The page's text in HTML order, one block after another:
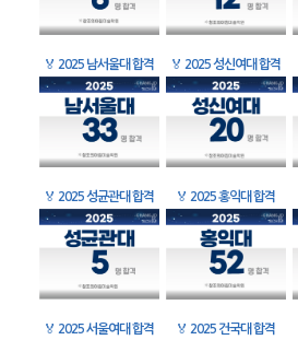
🏅 2025 남서울대 합격 🏅 2025 성신여대 합격
🏅 2025 성균관대 합격 🏅 2025 홍익대 합격
🏅 2025 서울여대 합격 🏅 2025 건국대 합격